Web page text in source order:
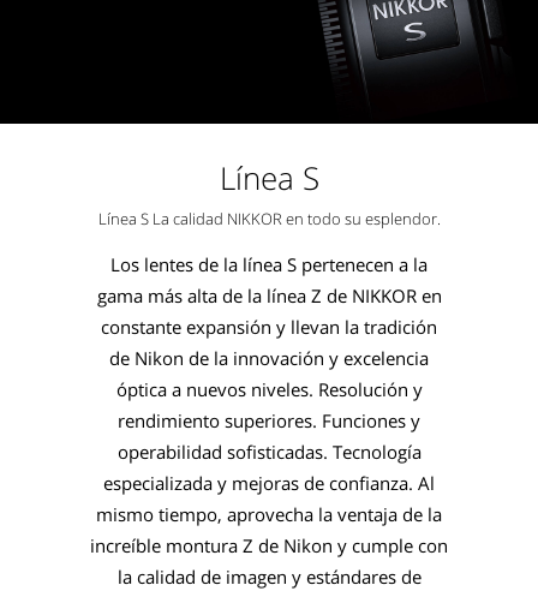
Línea S
Línea S La calidad NIKKOR en todo su esplendor.
Los lentes de la línea S pertenecen a la
gama más alta de la línea Z de NIKKOR en
constante expansión y llevan la tradición
de Nikon de la innovación y excelencia
óptica a nuevos niveles. Resolución y
rendimiento superiores. Funciones y
operabilidad sofisticadas. Tecnología
especializada y mejoras de confianza. Al
mismo tiempo, aprovecha la ventaja de la
increíble montura Z de Nikon y cumple con
la calidad de imagen y estándares de